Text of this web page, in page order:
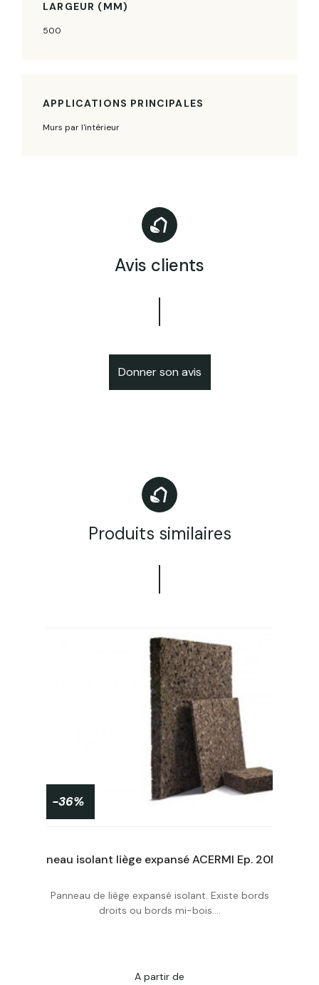
LARGEUR (MM)
500
APPLICATIONS PRINCIPALES
Murs par l'intérieur
Avis clients
Donner son avis
Produits similaires
Acheter
-36%
Panneau de liège expansé isolant. Existe bords
droits ou bords mi-bois....
A partir de